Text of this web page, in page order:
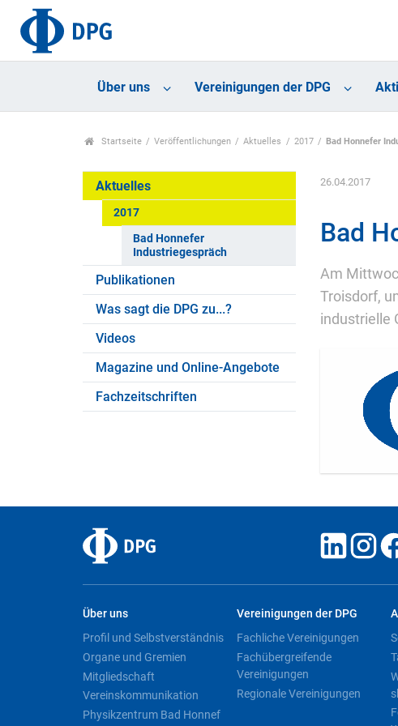
Über uns Vereinigungen der DPG
Startseite Veröffentlichungen Aktuelles 2017 Bad Honnefer
Aktuelles
2017
Bad Honnefer
Industriegespräch
Publikationen
Was sagt die DPG zu...?
Videos
Magazine und Online-Angebote
Fachzeitschriften
26.04.2017
Bad
Am
Troisdorf,
industrielle
Über uns
Profil und Selbstverständnis
Organe und Gremien
Mitgliedschaft
Vereinskommunikation
Physikzentrum Bad Honnef
Vereinigungen der DPG
Fachliche Vereinigungen
Fachübergreifende
Vereinigungen
Regionale Vereinigungen